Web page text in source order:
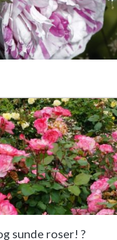
sunde roser! ?